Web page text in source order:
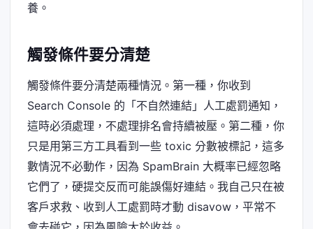
養。
觸發條件要分清楚
觸發條件要分清楚兩種情況。第一種，你收到
Search Console 的「不自然連結」人工處罰通知，
這時必須處理，不處理排名會持續被壓。第二種，你
只是用第三方工具看到一些 toxic 分數被標記，這多
數情況不必動作，因為 SpamBrain 大概率已經忽略
它們了，硬提交反而可能誤傷好連結。我自己只在被
客戶求救、收到人工處罰時才動 disavow，平常不